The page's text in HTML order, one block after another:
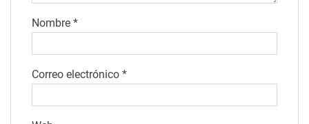
Nombre *
Correo electrónico *